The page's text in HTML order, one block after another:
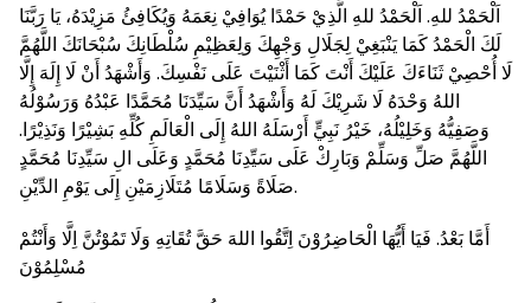
اَلْحَمْدُ للهِ. اَلْحَمْدُ للهِ الَّذِيْ حَمْدًا يُوَافِيْ نِعَمَهُ وَيُكَافِئُ مَزِيْدَهُ، يَا رَبَّنَا
لَكَ الْحَمْدُ كَمَا يَنْبَغِيْ لِجَلَالِ وَجْهِكَ وَلِعَظِيْمِ سُلْطَانِكَ سُبْحَانَكَ اللَّهُمَّ
لَا أُحْصِيْ ثَنَاءَكَ عَلَيْكَ أَنْتَ كَمَا أَثْنَيْتَ عَلَى نَفْسِكَ. وَأَشْهَدُ أَنْ لَا إِلَهَ إِلَّا
اللهُ وَحْدَهُ لَا شَرِيْكَ لَهُ وَأَشْهَدُ أَنَّ سَيِّدَنَا مُحَمَّدًا عَبْدُهُ وَرَسُوْلُهُ
وَصَفِيُّهُ وَخَلِيْلُهُ، خَيْرُ نَبِيٍّ أَرْسَلَهُ اللهُ إِلَى الْعَالَمِ كُلِّهِ بَشِيْرًا وَنَذِيْرًا.
اللَّهُمَّ صَلِّ وَسَلِّمْ وَبَارِكْ عَلَى سَيِّدِنَا مُحَمَّدٍ وَعَلَى الِ سَيِّدِنَا مُحَمَّدٍ
صَلَاةً وَسَلَامًا مُتَلَازِمَيْنِ إِلَى يَوْمِ الدِّيْنِ.
أَمَّا بَعْدُ. فَيَا أَيُّهَا الْحَاضِرُوْنَ اِتَّقُوا اللهَ حَقَّ تُقَاتِهِ وَلَا تَمُوْتُنَّ اِلَّا وَأَنْتُمْ
مُسْلِمُوْنَ